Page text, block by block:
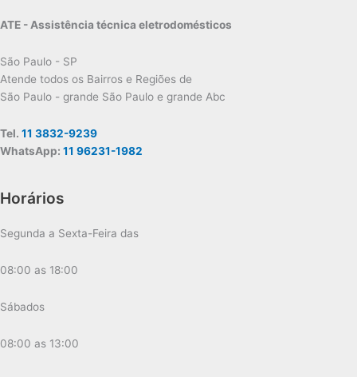
ATE - Assistência técnica eletrodomésticos
São Paulo - SP
Atende todos os Bairros e Regiões de
São Paulo - grande São Paulo e grande Abc
Tel. 11 3832-9239
WhatsApp: 11 96231-1982
Horários
Segunda a Sexta-Feira das
08:00 as 18:00
Sábados
08:00 as 13:00